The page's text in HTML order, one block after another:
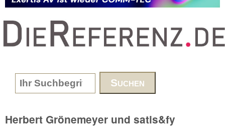
www.DieReferenz.de
Search form
Herbert Grönemeyer und satis&fy